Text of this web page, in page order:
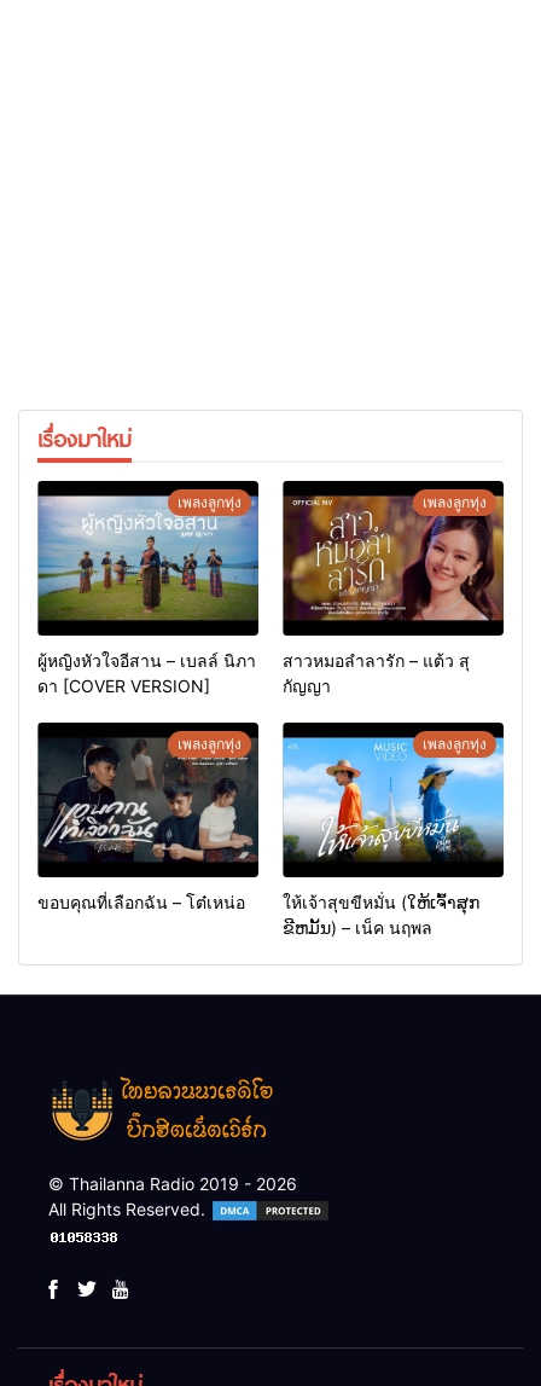
เรื่องมาใหม่
เพลงลูกทุ่ง
ผู้หญิงหัวใจอีสาน – เบลล์ นิภา
ดา [COVER VERSION]
เพลงลูกทุ่ง
สาวหมอลำลารัก – แต้ว สุ
กัญญา
เพลงลูกทุ่ง
ขอบคุณที่เลือกฉัน – โต๋เหน่อ
เพลงลูกทุ่ง
ให้เจ้าสุขขีหมั่น (ໃຫ້ເຈົ້າສຸກ
ຂີຫມັ້ນ) – เน็ค นฤพล
© Thailanna Radio 2019 - 2026
All Rights Reserved.